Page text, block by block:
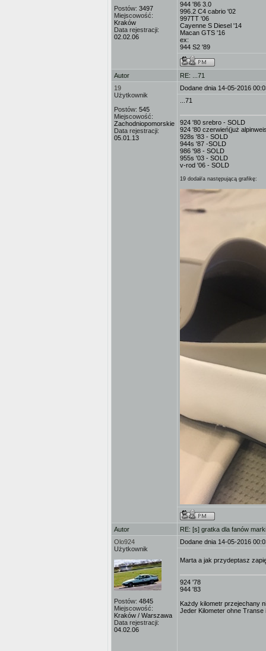
Postów: 3497
Miejscowość:
Kraków
Data rejestracji:
02.02.06
944 '86 3.0
996.2 C4 cabrio '02
997TT '06
Cayenne S Diesel '14
Macan GTS '16
ex:
944 S2 '89
Autor
RE: ...71
19
Użytkownik
Postów: 545
Miejscowość:
Zachodniopomorskie
Data rejestracji:
05.01.13
Dodane dnia 14-05-2016
...71
924 '80 srebro - SOLD
924 '80 czerwień(już
928s '83 - SOLD
944s '87 -SOLD
986 '98 - SOLD
955s '03 - SOLD
v-rod '06 - SOLD
19 dodał/a następującą grafikę:
Autor
RE: [s] gratka dla fanów marki
Olo924
Użytkownik
Postów: 4845
Miejscowość:
Kraków / Warszawa
Data rejestracji:
04.02.06
Dodane dnia 14-05-2016
Marta a jak przydeptasz
924 '78
944 '83
Każdy kilometr przejechany
Jeder Kilometer ohne